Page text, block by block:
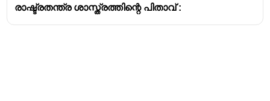
രാഷ്ട്രതന്ത്ര ശാസ്ത്രത്തിന്റെ പിതാവ് :